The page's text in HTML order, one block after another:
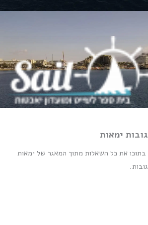
ימאות
את כל השאלות מתוך המאגר של ימאות